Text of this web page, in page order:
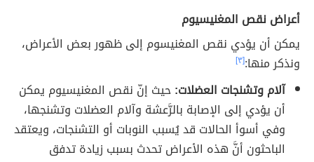
أعراض نقص المغنيسيوم
يمكن أن يؤدي نقص المغنيسوم إلى ظهور بعض الأعراض،
ونذكر منها:[٣]
آلام وتشنجات العضلات:حيث إنّ نقص المغنيسيوم يمكن
أن يؤدي إلى الإصابة بالرَّعشة وآلام العضلات وتشنجها،
وفي أسوأ الحالات قد يُسبب النوبات أو التشنجات، ويعتقد
الباحثون أنَّ هذه الأعراض تحدث بسبب زيادة تدفق